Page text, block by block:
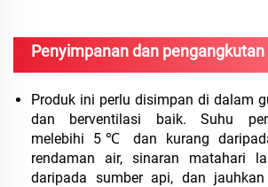
Penyimpanan dan pengangkutan
Produk ini perlu disimpan di dalam
dan berventilasi baik. Suhu
melebihi 5℃ dan kurang
rendaman air, sinaran matahari
daripada sumber api, dan